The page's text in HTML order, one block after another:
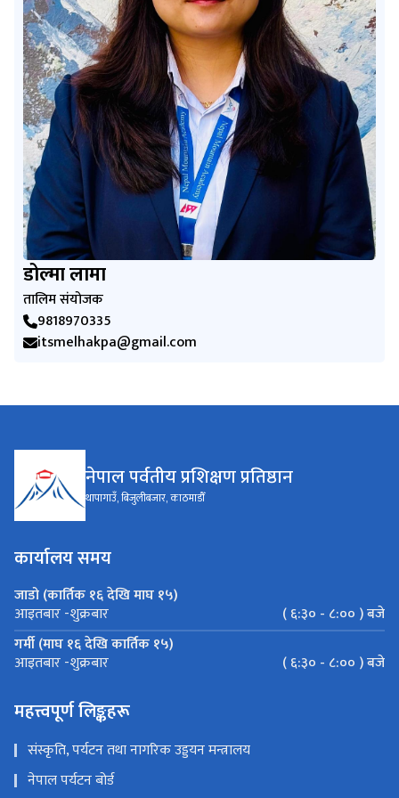
डोल्मा लामा
तालिम संयोजक
9818970335
itsmelhakpa@gmail.com
नेपाल पर्वतीय प्रशिक्षण प्रतिष्ठान
थापागाउँ, बिजुलीबजार, काठमाडौँ
कार्यालय समय
जाडो (कार्तिक १६ देखि माघ १५)
आइतबार -शुक्रबार
( ६:३० - ८:०० ) बजे
गर्मी (माघ १६ देखि कार्तिक १५)
आइतबार -शुक्रबार ( ६:३० - ८:०० ) बजे
महत्त्वपूर्ण लिङ्कहरू
संस्कृति, पर्यटन तथा नागरिक उड्डयन मन्त्रालय
नेपाल पर्यटन बोर्ड